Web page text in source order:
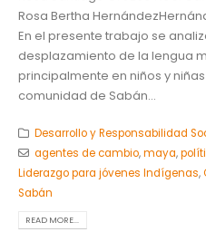
Rosa Bertha
En el presente trabajo se
desplazamiento de la lengua
principalmente en niños y
comunidad de Sabán...
Desarrollo y Responsabilidad
agentes de cambio,maya,
Liderazgo para jóvenes Indígenas,
Sabán
READ MORE...